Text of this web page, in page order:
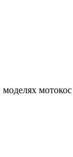
моделях